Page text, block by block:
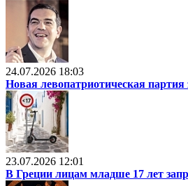
24.07.2026 18:03
Новая левопатриотическая партия
23.07.2026 12:01
В Греции лицам младше 17 лет